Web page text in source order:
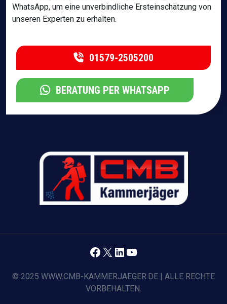
WhatsApp, um eine unverbindliche Ersteinschätzung von
unseren Experten zu erhalten.
01579-2505200
BERATUNG PER WHATSAPP
© 2025 WWW.CMB-KAMMERJAEGER.DE | ALLE RECHTE
VORBEHALTEN.
Facebook
X LinkedIn
YouTube